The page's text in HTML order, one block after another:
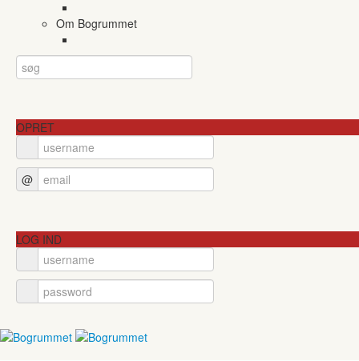
Om Bogrummet
OPRET
@
LOG IND